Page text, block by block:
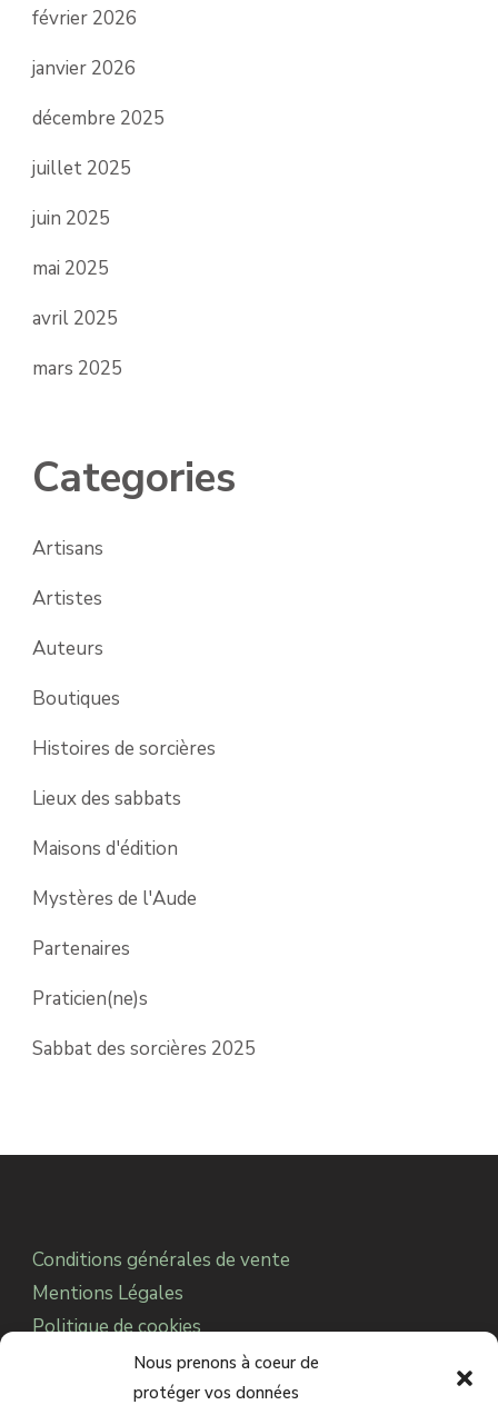
Nous prenons à coeur de
protéger vos données
février 2026
janvier 2026
décembre 2025
juillet 2025
juin 2025
mai 2025
avril 2025
mars 2025
Categories
Artisans
Artistes
Auteurs
Boutiques
Histoires de sorcières
Lieux des sabbats
Maisons d'édition
Mystères de l'Aude
Partenaires
Praticien(ne)s
Sabbat des sorcières 2025
Conditions générales de vente
Mentions Légales
Politique de cookies
Notre Association